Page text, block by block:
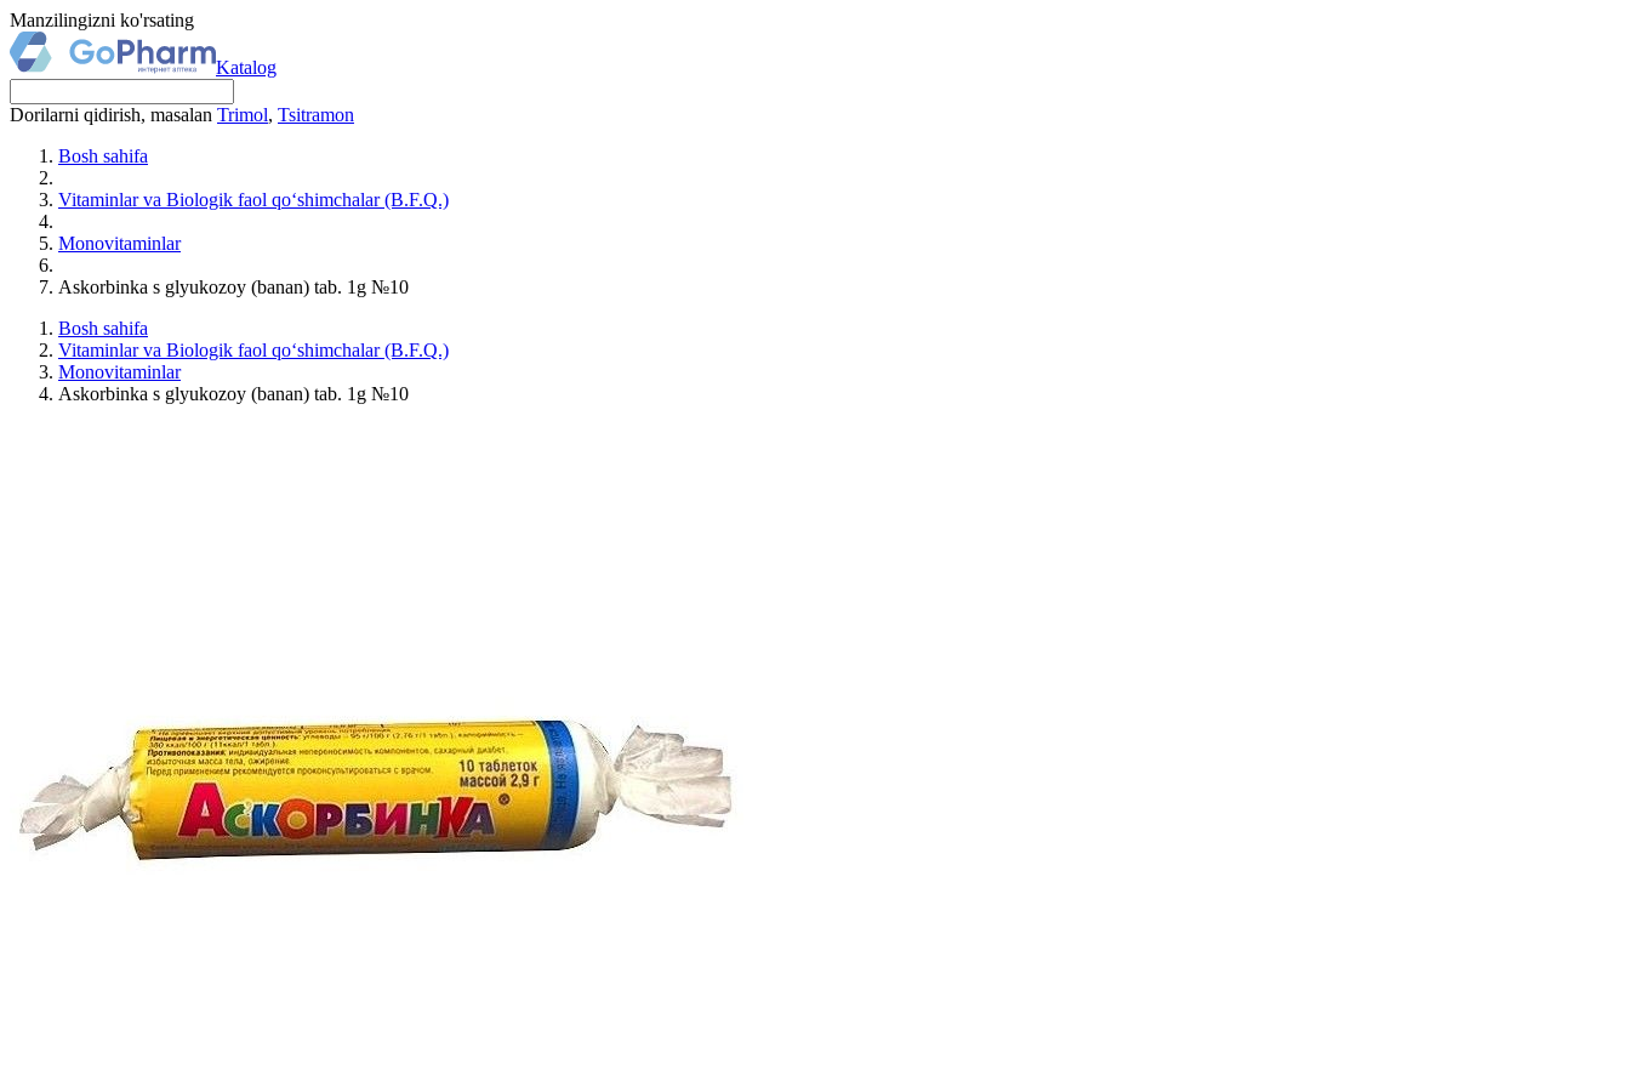
Manzilingizni ko'rsating
Katalog
Dorilarni qidirish, masalan Trimol, Tsitramon
Bosh sahifa
Vitaminlar va Biologik faol qo‘shimchalar (B.F.Q.)
Monovitaminlar
Askorbinka s glyukozoy (banan) tab. 1g №10
Bosh sahifa
Vitaminlar va Biologik faol qo‘shimchalar (B.F.Q.)
Monovitaminlar
Askorbinka s glyukozoy (banan) tab. 1g №10